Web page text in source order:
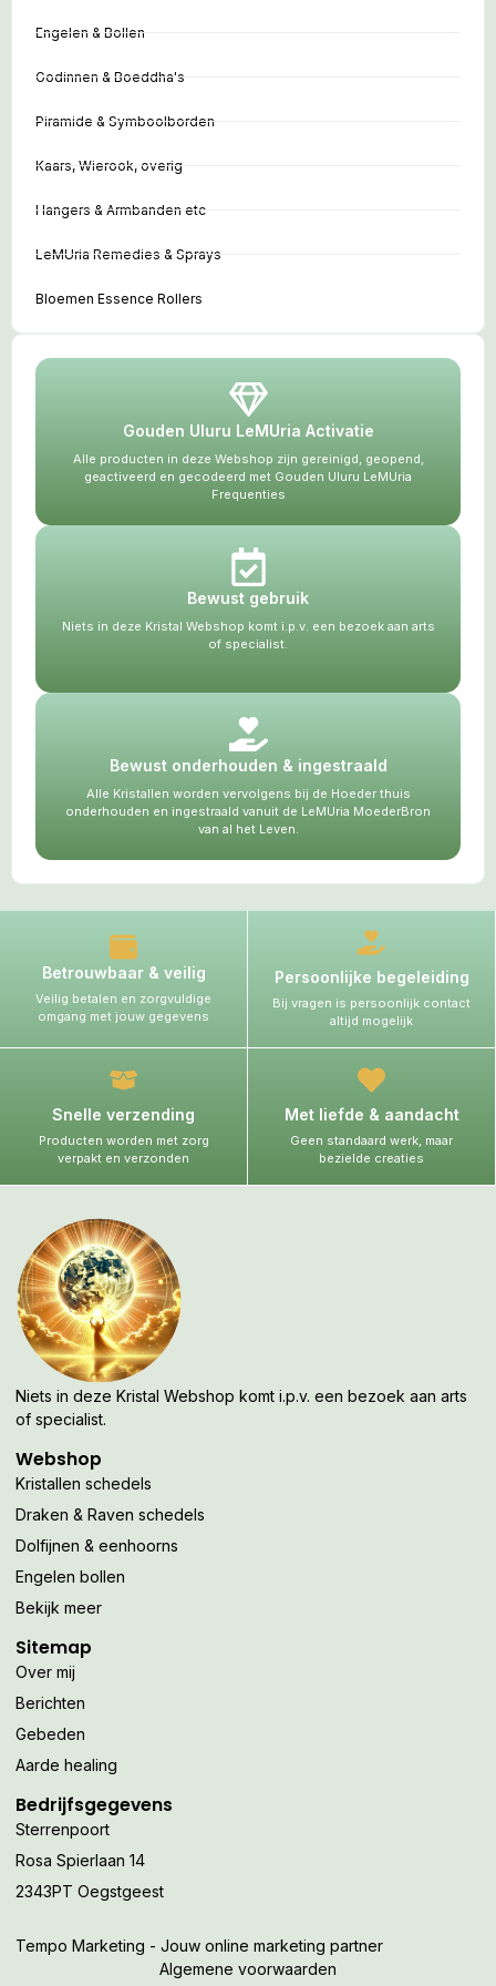
Engelen & Bollen
Godinnen & Boeddha's
Piramide & Symboolborden
Kaars, Wierook, overig
Hangers & Armbanden etc
LeMUria Remedies & Sprays
Bloemen Essence Rollers
Gouden Uluru LeMUria Activatie
Alle producten in deze Webshop zijn gereinigd, geopend,
geactiveerd en gecodeerd met Gouden Uluru LeMUria
Frequenties
Bewust gebruik
Niets in deze Kristal Webshop komt i.p.v. een bezoek aan arts
of specialist.
Bewust onderhouden & ingestraald
Alle Kristallen worden vervolgens bij de Hoeder thuis
onderhouden en ingestraald vanuit de LeMUria MoederBron
van al het Leven.
Betrouwbaar & veilig
Veilig betalen en zorgvuldige
omgang met jouw gegevens
Persoonlijke begeleiding
Bij vragen is persoonlijk contact
altijd mogelijk
Snelle verzending
Producten worden met zorg
verpakt en verzonden
Met liefde & aandacht
Geen standaard werk, maar
bezielde creaties
Niets in deze Kristal Webshop komt i.p.v. een bezoek aan arts
of specialist.
Webshop
Kristallen schedels
Draken & Raven schedels
Dolfijnen & eenhoorns
Engelen bollen
Bekijk meer
Sitemap
Over mij
Berichten
Gebeden
Aarde healing
Bedrijfsgegevens
Sterrenpoort
Rosa Spierlaan 14
2343PT Oegstgeest
Tempo Marketing - Jouw online marketing partner
Algemene voorwaarden